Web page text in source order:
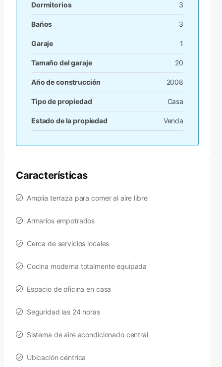
Dormitorios 3
Baños 3
Garaje 1
Tamaño del garaje 20
Año de construcción 2008
Tipo de propiedad Casa
Estado de la propiedad Venda
Características
Amplia terraza para comer al aire libre
Armarios empotrados
Cerca de servicios locales
Cocina moderna totalmente equipada
Espacio de oficina en casa
Seguridad las 24 horas
Sistema de aire acondicionado central
Ubicación céntrica